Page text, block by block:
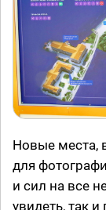
Новые места,
для
и сил на все
увидеть, так